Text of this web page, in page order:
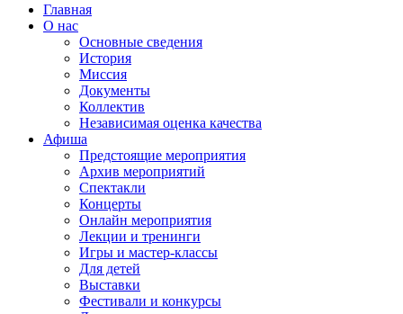
Главная
О нас
Основные сведения
История
Миссия
Документы
Коллектив
Независимая оценка качества
Афиша
Предстоящие мероприятия
Архив мероприятий
Спектакли
Концерты
Онлайн мероприятия
Лекции и тренинги
Игры и мастер-классы
Для детей
Выставки
Фестивали и конкурсы